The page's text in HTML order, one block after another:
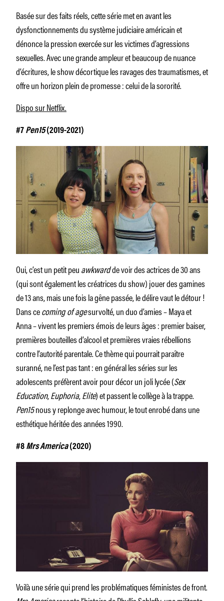
Basée sur des faits réels, cette série met en avant les
dysfonctionnements du système judiciaire américain et
dénonce la pression exercée sur les victimes d’agressions
sexuelles. Avec une grande ampleur et beaucoup de nuance
d’écritures, le show décortique les ravages des traumatismes, et
offre un horizon plein de promesse : celui de la sororité.
Dispo sur Netflix.
#7 Pen15(2019-2021)
Oui, c’est un petit peuawkwardde voir des actrices de 30 ans
(qui sont également les créatrices du show) jouer des gamines
de 13 ans, mais une fois la gêne passée, le délire vaut le détour !
Dans cecoming of agesurvolté, un duo d’amies – Maya et
Anna – vivent les premiers émois de leurs âges : premier baiser,
premières bouteilles d’alcool et premières vraies rébellions
contre l’autorité parentale. Ce thème qui pourrait paraître
suranné, ne l’est pas tant : en général les séries sur les
adolescents préfèrent avoir pour décor un joli lycée (Sex
Education,Euphoria,Elite) et passent le collège à la trappe.
Pen15nous y replonge avec humour, le tout enrobé dans une
esthétique héritée des années 1990.
#8 Mrs America(2020)
Voilà une série qui prend les problématiques féministes de front.